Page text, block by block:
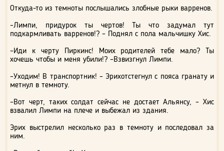
Откуда-то из темноты послышались злобные рыки варренов.
–Лимпи, придурок ты чертов! Ты что задумал тут
подкармливать варренов!? – Поднял с пола мальчишку Хис.
–Иди к черту Пиркинс! Моих родителей тебе мало? Ты
хочешь чтобы и меня убили!? –Взвизгнул Лимпи.
–Уходим! В транспортник! – Эрихотстегнул с пояса гранату и
метнул в темноту.
–Вот черт, таких солдат сейчас не достает Альянсу, – Хис
взвалил Лимпи на плече и выбежал из здания.
Эрих выстрелил несколько раз в темноту и последовал за
ним.